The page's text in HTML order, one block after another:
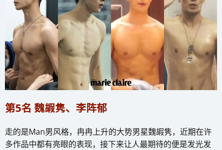
第5名 魏嘏隽、李阵郁
走的是Man男风格，冉冉上升的大势男星魏嘏隽，近期在许
多作品中都有亮眼的表现，接下来让人最期待的便是发光发